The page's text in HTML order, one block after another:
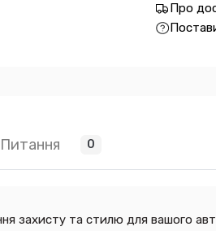
Про
Питання 0
захисту та стилю для вашого